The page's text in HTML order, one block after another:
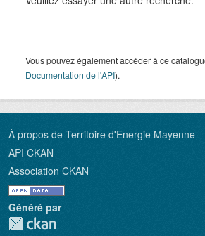
Vous pouvez également accéder à ce
Documentation de l'API).
À propos de Territoire d'Energie Mayenne
API CKAN
Association CKAN
Généré par